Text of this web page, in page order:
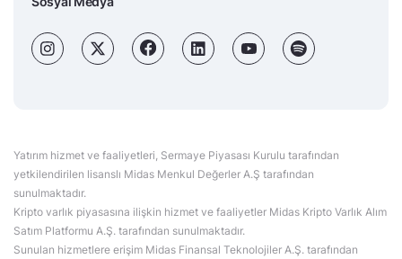
Yatırım hizmet ve faaliyetleri, Sermaye Piyasası Kurulu tarafından
yetkilendirilen lisanslı Midas Menkul Değerler A.Ş tarafından
sunulmaktadır.
Kripto varlık piyasasına ilişkin hizmet ve faaliyetler Midas Kripto Varlık Alım
Satım Platformu A.Ş. tarafından sunulmaktadır.
Sunulan hizmetlere erişim Midas Finansal Teknolojiler A.Ş. tarafından